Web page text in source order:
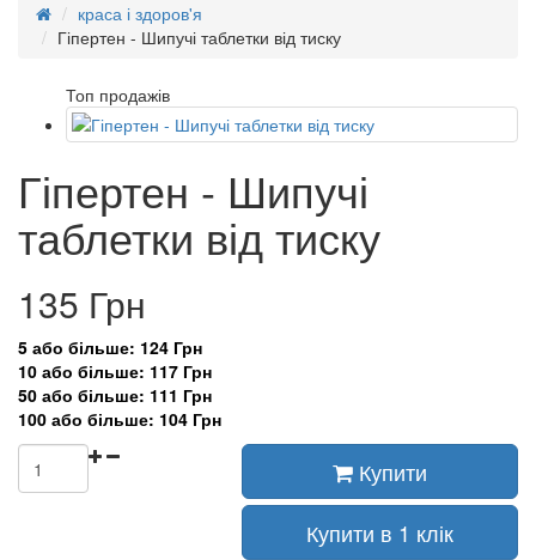
краса і здоров'я
Гіпертен - Шипучі таблетки від тиску
Топ продажів
Гіпертен - Шипучі
таблетки від тиску
135 Грн
5 або більше: 124 Грн
10 або більше: 117 Грн
50 або більше: 111 Грн
100 або більше: 104 Грн
Купити
Купити в 1 клік